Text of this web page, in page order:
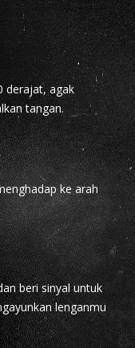
derajat, agak
tangan.
ke arah
beri sinyal untuk
lenganmu